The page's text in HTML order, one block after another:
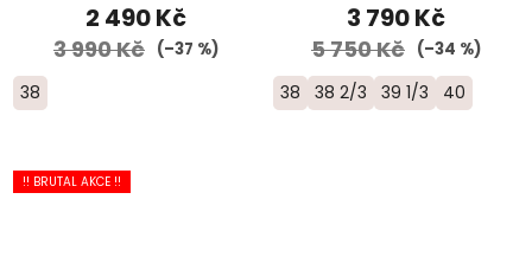
2 490 Kč
3 990 Kč (–37 %)
38
3 790 Kč
5 750 Kč (–34 %)
38 38 2/3 39 1/3 40
!! BRUTAL AKCE !!